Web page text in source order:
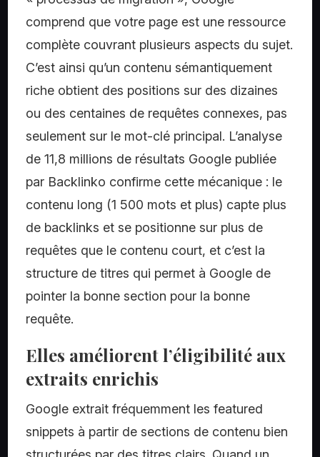
comprend que votre page est une ressource
complète couvrant plusieurs aspects du sujet.
C’est ainsi qu’un contenu sémantiquement
riche obtient des positions sur des dizaines
ou des centaines de requêtes connexes, pas
seulement sur le mot-clé principal. L’analyse
de 11,8 millions de résultats Google publiée
par Backlinko confirme cette mécanique : le
contenu long (1 500 mots et plus) capte plus
de backlinks et se positionne sur plus de
requêtes que le contenu court, et c’est la
structure de titres qui permet à Google de
pointer la bonne section pour la bonne
requête.
Elles améliorent l’éligibilité aux
extraits enrichis
Google extrait fréquemment les featured
snippets à partir de sections de contenu bien